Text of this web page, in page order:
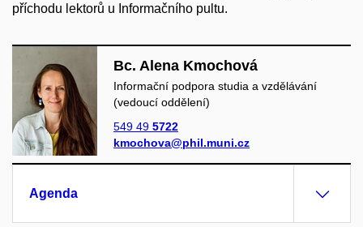
příchodu lektorů u Informačního pultu.
Bc. Alena Kmochová
Informační podpora studia a vzdělávání
(vedoucí oddělení)
549 49 5722
kmochova@phil.muni.cz
Agenda